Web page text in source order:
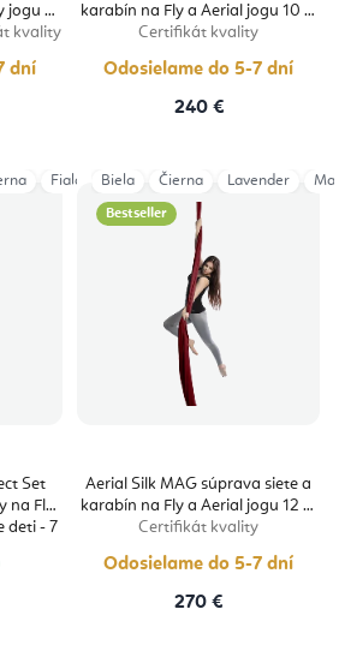
jogu a
kvality
dní
karabín na Fly a Aerial jogu 10 m
Certifikát kvality
Odosielame do 5-7 dní
240 €
Set
na Fly
deti - 7
Fialová Magenta Modrá Navy
Bestseller
Aerial Silk MAG súprava siete a
karabín na Fly a Aerial jogu 12 m
Certifikát kvality
Odosielame do 5-7 dní
270 €
Biela Čierna Lavender